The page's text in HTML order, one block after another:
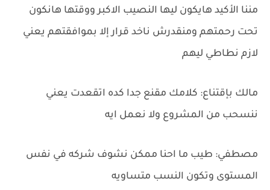
مننا الأكيد هايكون ليها النصيب الاكبر ووقتها هانكون
تحت رحمتهم ومنقدرش ناخد قرار إلا بموافقتهم يعني
لازم نطاطي ليهم
مالك بإقتناع: كلامك مقنع جدا كده اتقعدت يعني
ننسحب من المشروع ولا نعمل ايه
مصطفي: طيب ما احنا ممكن نشوف شركه في نفس
المستوى وتكون النسب متساويه